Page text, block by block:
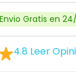
Gratis en
4.8 Leer